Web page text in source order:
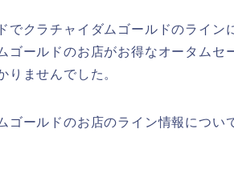
でクラチャイダムゴールドのライン
ゴールドのお店がお得なオータムセ
りませんでした。
ゴールドのお店のライン情報につい